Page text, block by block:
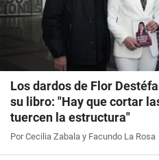
Los dardos de Flor
su libro: "Hay que cortar
tuercen la estructura"
Por Cecilia Zabala y Facundo La Rosa